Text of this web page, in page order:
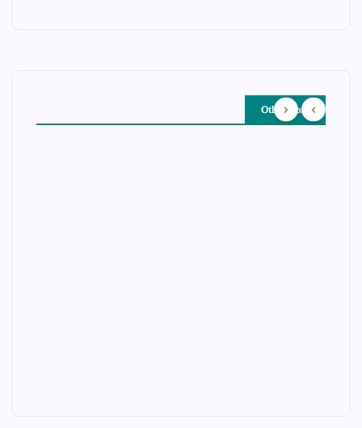
Other Story